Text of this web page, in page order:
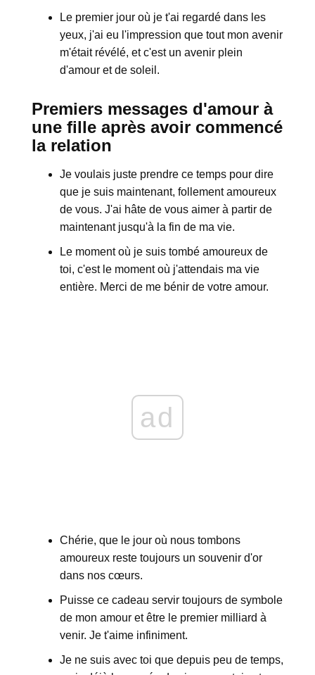
Le premier jour où je t'ai regardé dans les
yeux, j'ai eu l'impression que tout mon avenir
m'était révélé, et c'est un avenir plein
d'amour et de soleil.
Premiers messages d'amour à
une fille après avoir commencé
la relation
Je voulais juste prendre ce temps pour dire
que je suis maintenant, follement amoureux
de vous. J'ai hâte de vous aimer à partir de
maintenant jusqu'à la fin de ma vie.
Le moment où je suis tombé amoureux de
toi, c'est le moment où j'attendais ma vie
entière. Merci de me bénir de votre amour.
ad
Chérie, que le jour où nous tombons
amoureux reste toujours un souvenir d'or
dans nos cœurs.
Puisse ce cadeau servir toujours de symbole
de mon amour et être le premier milliard à
venir. Je t'aime infiniment.
Je ne suis avec toi que depuis peu de temps,